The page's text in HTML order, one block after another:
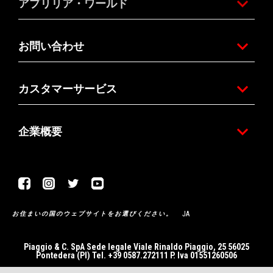
アプリリア・ワールド
お問い合わせ
カスタマーサービス
企業概要
FacebookInstagram
Twitter
お住まいの国のウェブサイトをお選びください。 JA
Piaggio & C. SpA Sede legale Viale Rinaldo Piaggio, 25 56025
Pontedera (PI) Tel. +39 0587.272111 P. Iva 01551260506